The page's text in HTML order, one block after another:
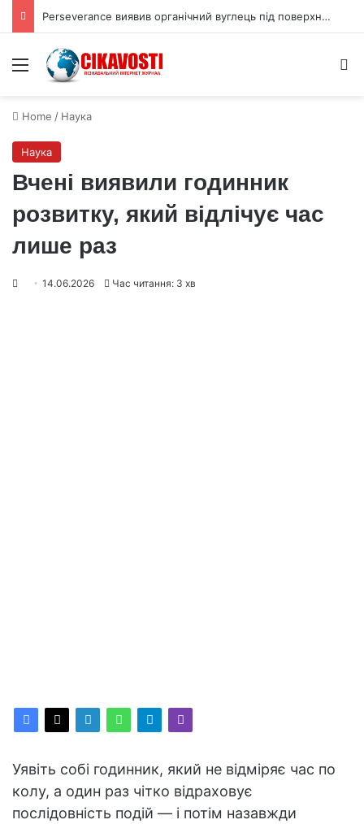
Perseverance виявив органічний вуглець під поверхнею Марса
Menu
Home / Наука
Наука
Вчені виявили годинник
розвитку, який відлічує час
лише раз
14.06.2026 Час читання: 3 хв
Уявіть собі годинник, який не відміряє час по
колу, а один раз чітко відраховує
послідовність подій — і потім назавжди